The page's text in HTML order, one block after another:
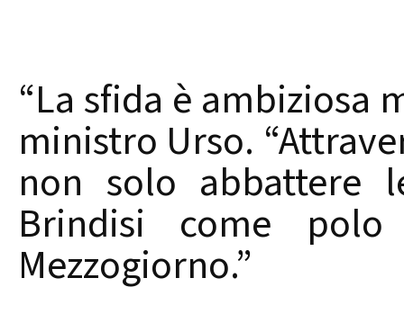
“La sfida è ambiziosa
ministro Urso.
non solo abbattere
Brindisi come
Mezzogiorno.”